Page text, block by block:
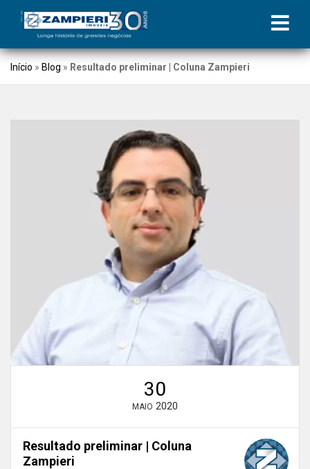
Início » Blog » Resultado preliminar | Coluna Zampieri
30
MAIO 2020
Resultado preliminar | Coluna
Zampieri